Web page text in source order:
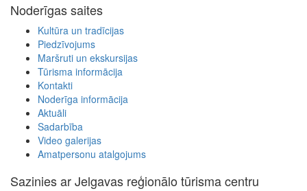
Noderīgas saites
Kultūra un tradīcijas
Piedzīvojums
Maršruti un ekskursijas
Tūrisma informācija
Kontakti
Noderīga informācija
Aktuāli
Sadarbība
Video galerijas
Amatpersonu atalgojums
Sazinies ar Jelgavas reģionālo tūrisma centru